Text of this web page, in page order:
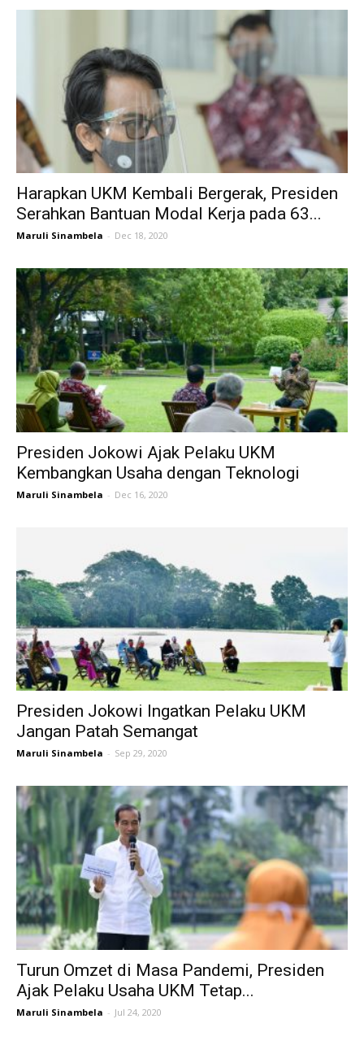
Harapkan UKM Kembali Bergerak, Presiden
Serahkan Bantuan Modal Kerja pada 63...
Maruli Sinambela - Dec 18, 2020
Presiden Jokowi Ajak Pelaku UKM
Kembangkan Usaha dengan Teknologi
Maruli Sinambela - Dec 16, 2020
Presiden Jokowi Ingatkan Pelaku UKM
Jangan Patah Semangat
Maruli Sinambela - Sep 29, 2020
Turun Omzet di Masa Pandemi, Presiden
Ajak Pelaku Usaha UKM Tetap...
Maruli Sinambela - Jul 24, 2020